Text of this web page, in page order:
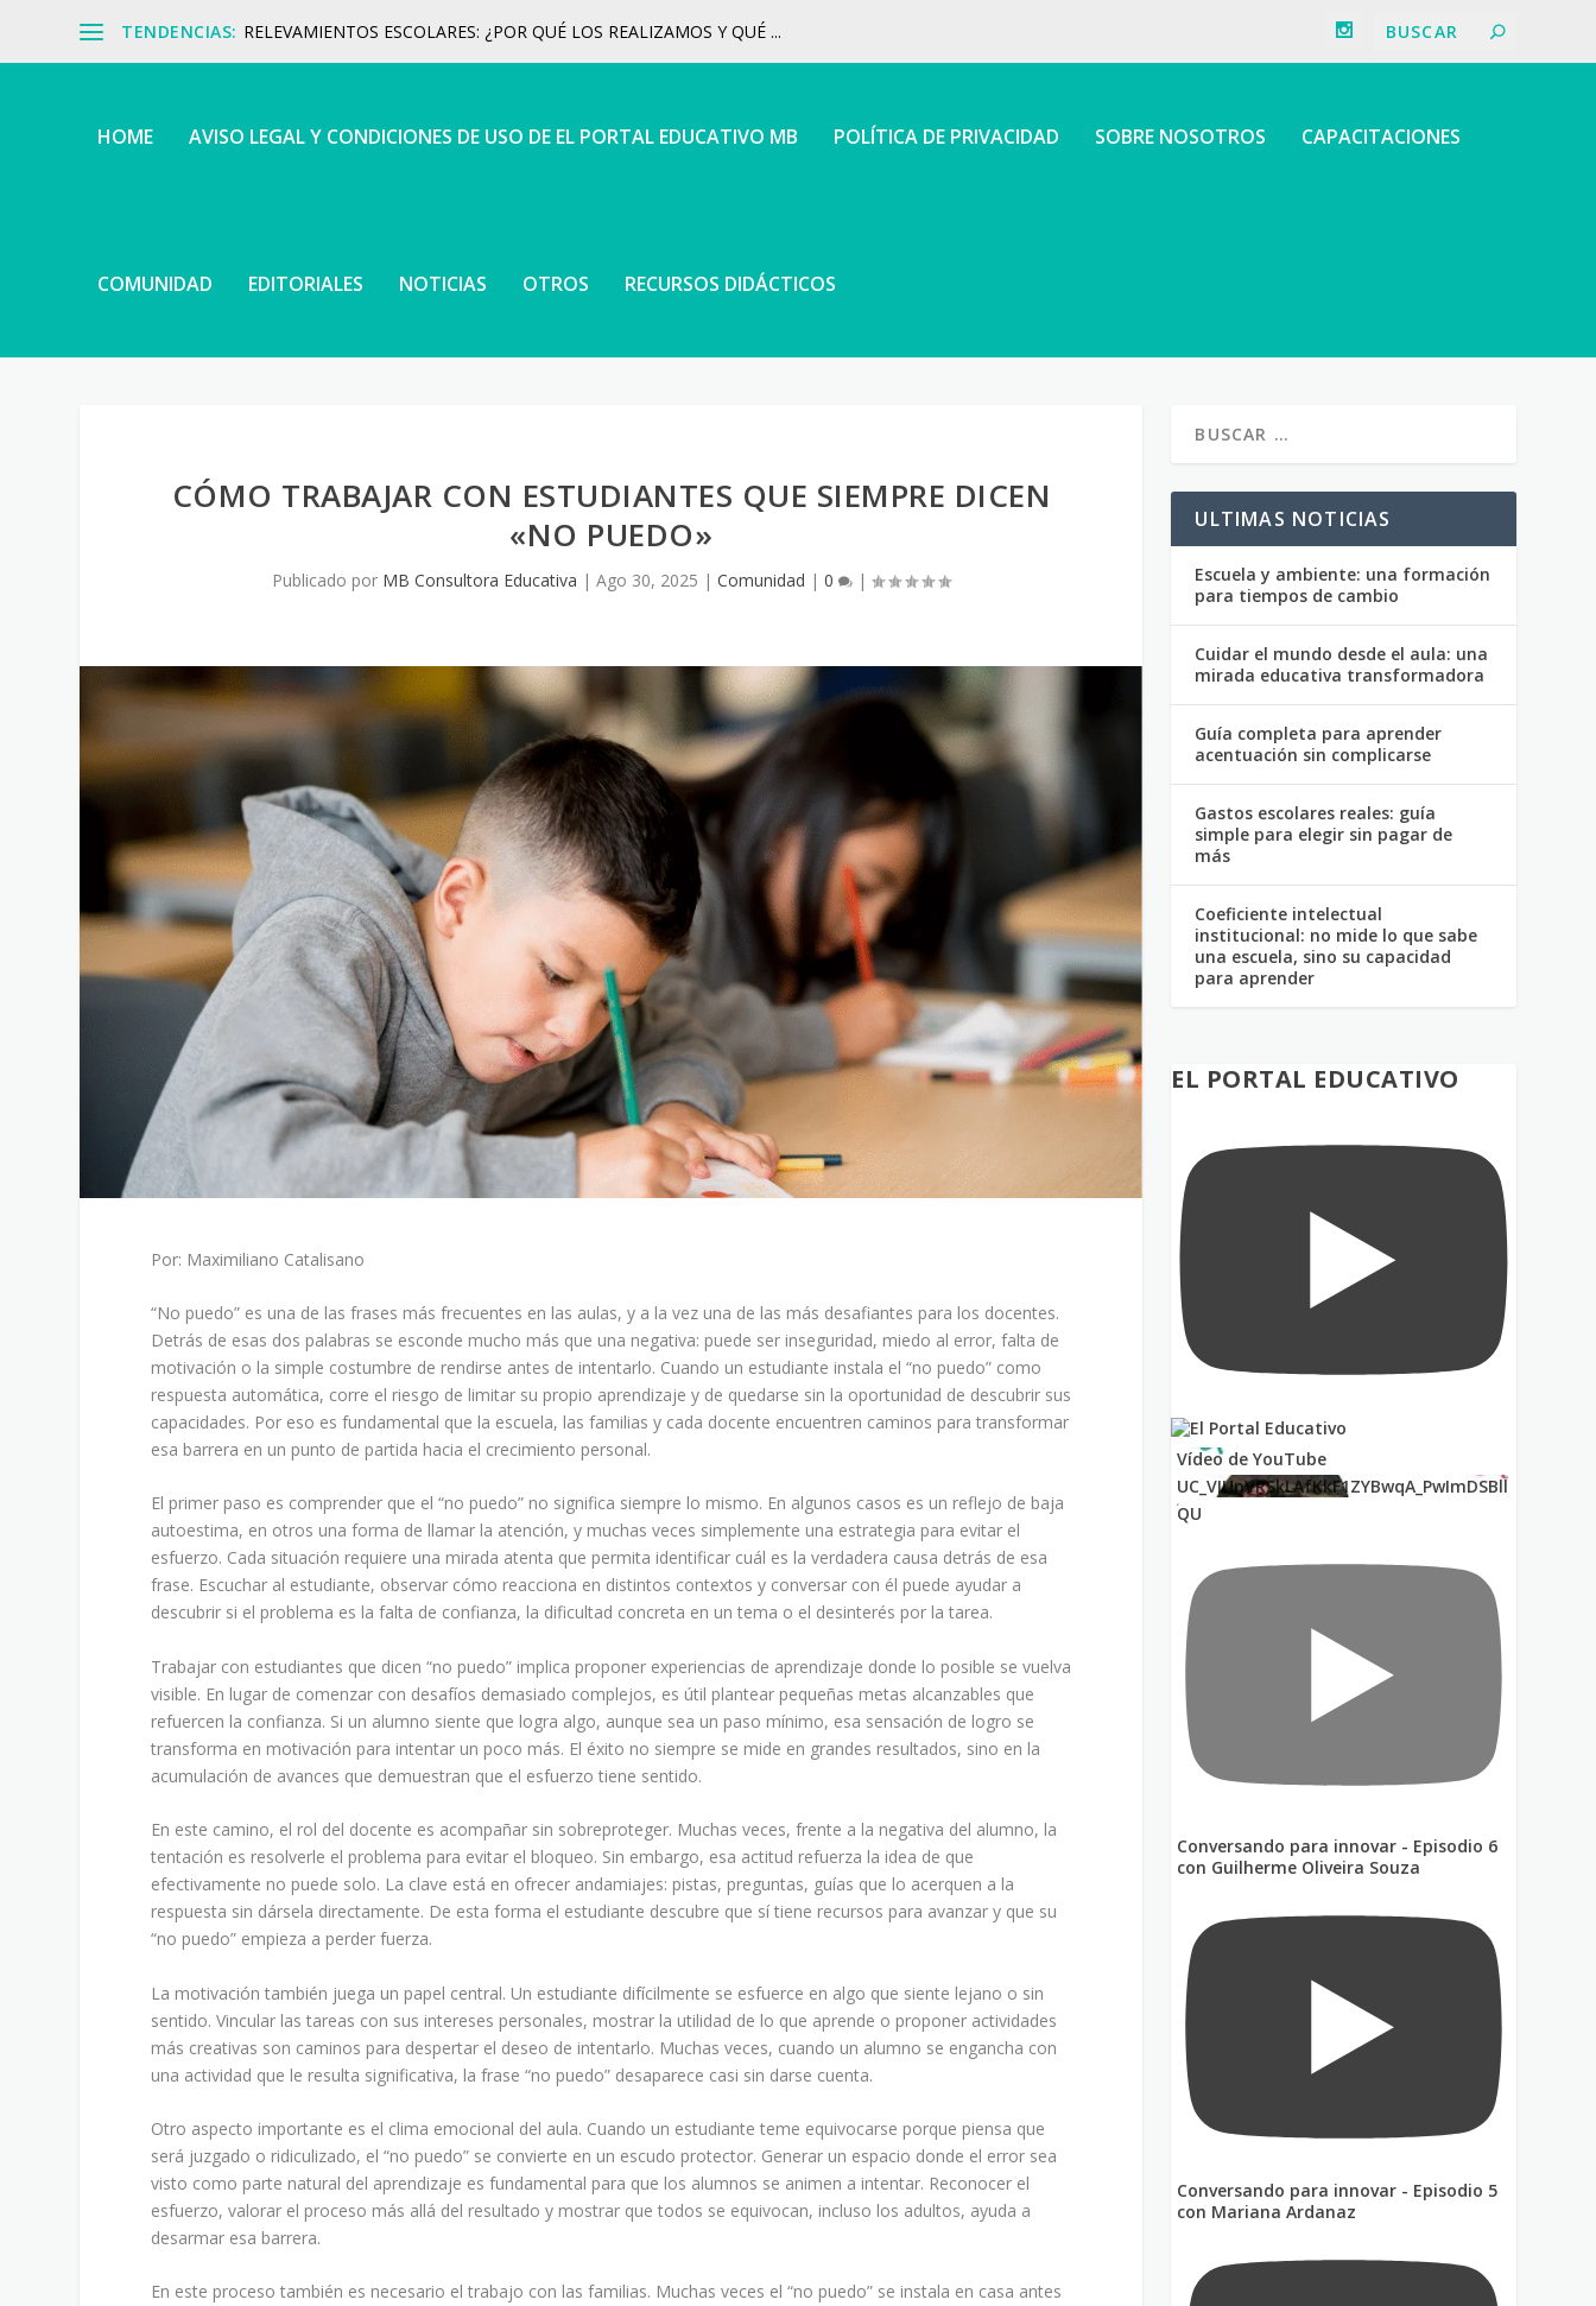
TENDENCIAS: RELEVAMIENTOS ESCOLARES: ¿POR QUÉ LOS REALIZAMOS Y QUÉ ...
HOME AVISO LEGAL Y CONDICIONES DE USO DE EL PORTAL EDUCATIVO MB POLÍTICA DE PRIVACIDAD SOBRE NOSOTROS CAPACITACIONES
COMUNIDAD EDITORIALES NOTICIAS OTROS RECURSOS DIDÁCTICOS
CÓMO TRABAJAR CON ESTUDIANTES QUE SIEMPRE DICEN
«NO PUEDO»
Publicado por MB Consultora Educativa |Ago 30, 2025 |Comunidad |0 |
Por: Maximiliano Catalisano
“No puedo” es una de las frases más frecuentes en las aulas, y a la vez una de las más desafiantes para los docentes.
Detrás de esas dos palabras se esconde mucho más que una negativa: puede ser inseguridad, miedo al error, falta de
motivación o la simple costumbre de rendirse antes de intentarlo. Cuando un estudiante instala el “no puedo” como
respuesta automática, corre el riesgo de limitar su propio aprendizaje y de quedarse sin la oportunidad de descubrir sus
capacidades. Por eso es fundamental que la escuela, las familias y cada docente encuentren caminos para transformar
esa barrera en un punto de partida hacia el crecimiento personal.
El primer paso es comprender que el “no puedo” no significa siempre lo mismo. En algunos casos es un reflejo de baja
autoestima, en otros una forma de llamar la atención, y muchas veces simplemente una estrategia para evitar el
esfuerzo. Cada situación requiere una mirada atenta que permita identificar cuál es la verdadera causa detrás de esa
frase. Escuchar al estudiante, observar cómo reacciona en distintos contextos y conversar con él puede ayudar a
descubrir si el problema es la falta de confianza, la dificultad concreta en un tema o el desinterés por la tarea.
Trabajar con estudiantes que dicen “no puedo” implica proponer experiencias de aprendizaje donde lo posible se vuelva
visible. En lugar de comenzar con desafíos demasiado complejos, es útil plantear pequeñas metas alcanzables que
refuercen la confianza. Si un alumno siente que logra algo, aunque sea un paso mínimo, esa sensación de logro se
transforma en motivación para intentar un poco más. El éxito no siempre se mide en grandes resultados, sino en la
acumulación de avances que demuestran que el esfuerzo tiene sentido.
En este camino, el rol del docente es acompañar sin sobreproteger. Muchas veces, frente a la negativa del alumno, la
tentación es resolverle el problema para evitar el bloqueo. Sin embargo, esa actitud refuerza la idea de que
efectivamente no puede solo. La clave está en ofrecer andamiajes: pistas, preguntas, guías que lo acerquen a la
respuesta sin dársela directamente. De esta forma el estudiante descubre que sí tiene recursos para avanzar y que su
“no puedo” empieza a perder fuerza.
La motivación también juega un papel central. Un estudiante difícilmente se esfuerce en algo que siente lejano o sin
sentido. Vincular las tareas con sus intereses personales, mostrar la utilidad de lo que aprende o proponer actividades
más creativas son caminos para despertar el deseo de intentarlo. Muchas veces, cuando un alumno se engancha con
una actividad que le resulta significativa, la frase “no puedo” desaparece casi sin darse cuenta.
Otro aspecto importante es el clima emocional del aula. Cuando un estudiante teme equivocarse porque piensa que
será juzgado o ridiculizado, el “no puedo” se convierte en un escudo protector. Generar un espacio donde el error sea
visto como parte natural del aprendizaje es fundamental para que los alumnos se animen a intentar. Reconocer el
esfuerzo, valorar el proceso más allá del resultado y mostrar que todos se equivocan, incluso los adultos, ayuda a
desarmar esa barrera.
En este proceso también es necesario el trabajo con las familias. Muchas veces el “no puedo” se instala en casa antes
ULTIMAS NOTICIAS
Escuela y ambiente: una formación
para tiempos de cambio
Cuidar el mundo desde el aula: una
mirada educativa transformadora
Guía completa para aprender
acentuación sin complicarse
Gastos escolares reales: guía
simple para elegir sin pagar de
más
Coeficiente intelectual
institucional: no mide lo que sabe
una escuela, sino su capacidad
para aprender
EL PORTAL EDUCATIVO
Vídeo de YouTube
UC_VIUnVRSkLAfKkF1ZYBwqA_PwImDSBll
QU
Conversando para innovar - Episodio 6
con Guilherme Oliveira Souza
Conversando para innovar - Episodio 5
con Mariana Ardanaz